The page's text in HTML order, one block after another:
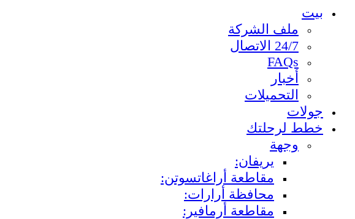
بيت
ملف الشركة
24/7 الاتصال
FAQs
أخبار
التحميلات
جولات
خطط لرحلتك
وجهة
يريفان:
مقاطعة أراغاتسوتن:
محافظة أرارات:
مقاطعة أرمافير: